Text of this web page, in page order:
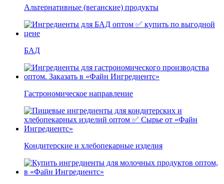
Альтернативные (веганские) продукты
БАД
Гастрономическое направление
Кондитерские и хлебопекарные изделия